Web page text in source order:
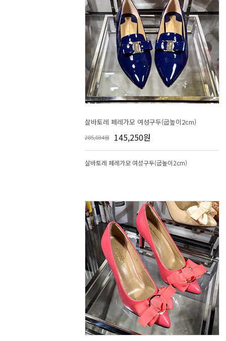
살바토레 페레가모 여성구두(굽높이2cm)
285,034원 145,250원
살바토레 페레가모 여성구두(굽높이2cm)